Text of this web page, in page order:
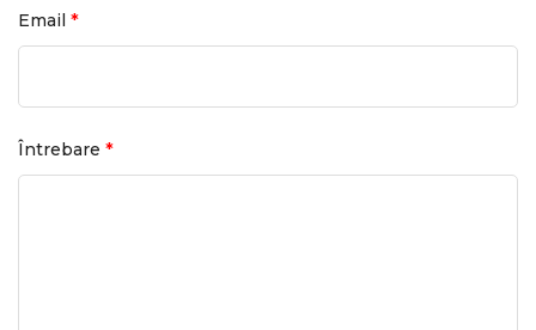
Email *
Întrebare *